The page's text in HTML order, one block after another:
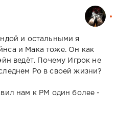
и остальными я
и Мака тоже. Он как
ведёт. Почему Игрок не
Ро в своей жизни?
нам к РМ один более -